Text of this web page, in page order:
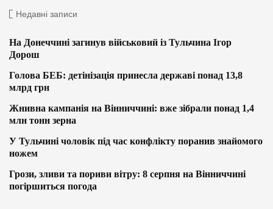
Недавні записи
На Донеччині загинув військовий із Тульчина Ігор
Дорош
Голова БЕБ: детінізація принесла державі понад 13,8
млрд грн
Жнивна кампанія на Вінниччині: вже зібрали понад 1,4
млн тонн зерна
У Тульчині чоловік під час конфлікту поранив знайомого
ножем
Грози, зливи та пориви вітру: 8 серпня на Вінниччині
погіршиться погода